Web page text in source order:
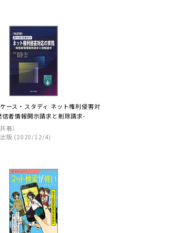
ケース・スタディ ネット権利侵害対
信者情報開示請求と削除請求-
著）
版 (2020/12/4)